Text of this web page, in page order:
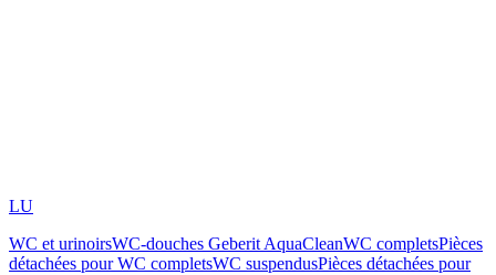
LU
WC et urinoirsWC-douches Geberit AquaCleanWC completsPièces
détachées pour WC completsWC suspendusPièces détachées pour